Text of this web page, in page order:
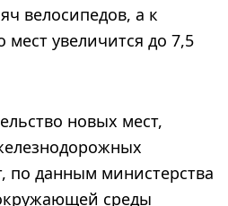
велосипедов, а к
мест увеличится до 7,5
новых мест,
по данным министерства
среды